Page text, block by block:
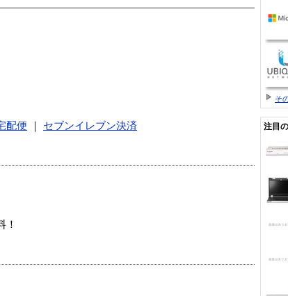
配便
セブンイレブン決済
！
そ
注目